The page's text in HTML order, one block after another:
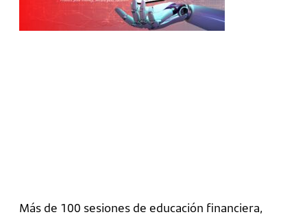
Más de 100 sesiones de educación financiera,